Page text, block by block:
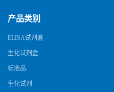
产品类别
ELISA试剂盒
生化试剂盒
标准品
生化试剂